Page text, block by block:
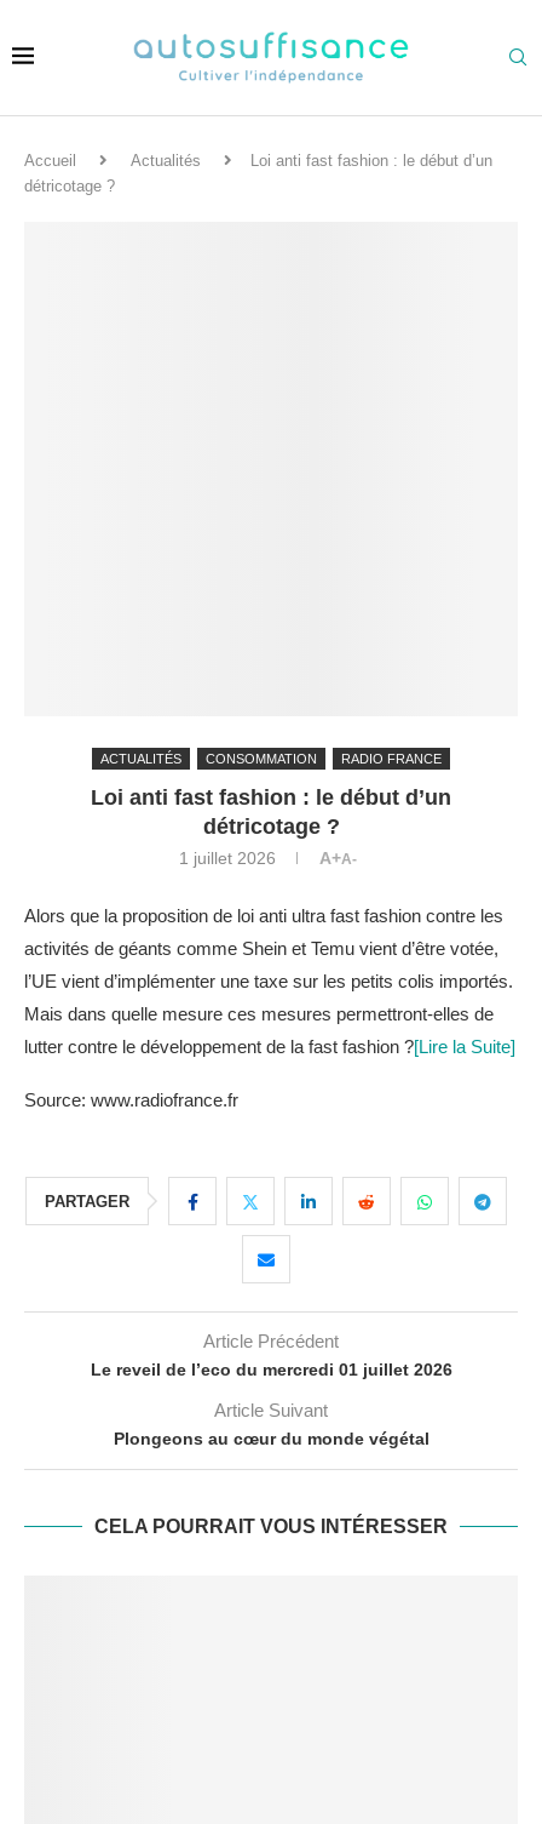
Accueil Actualités
Loi anti fast fashion : le début d’un
détricotage ?
ACTUALITÉS CONSOMMATION RADIO FRANCE
Loi anti fast fashion : le début d’un
détricotage ?
1 juillet 2026 A+A-
Alors que la proposition de loi anti ultra fast fashion contre les
activités de géants comme Shein et Temu vient d’être votée,
l’UE vient d’implémenter une taxe sur les petits colis importés.
Mais dans quelle mesure ces mesures permettront-elles de
lutter contre le développement de la fast fashion ?[Lire la Suite]
Source: www.radiofrance.fr
PARTAGER
Article Précédent
Le reveil de l’eco du mercredi 01 juillet 2026
Article Suivant
Plongeons au cœur du monde végétal
CELA POURRAIT VOUS INTÉRESSER